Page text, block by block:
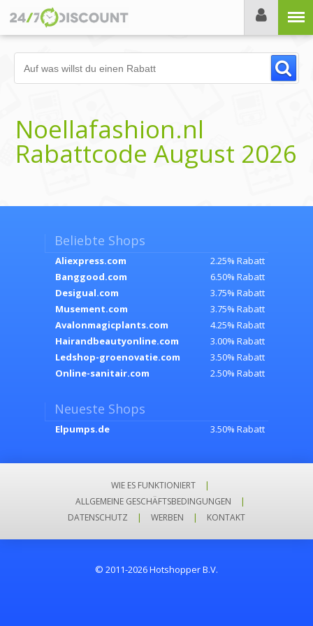
Noellafashion.nl
Rabattcode August 2026
Beliebte Shops
Aliexpress.com
2.25% Rabatt
Banggood.com
6.50% Rabatt
Desigual.com
3.75% Rabatt
Musement.com
3.75% Rabatt
Avalonmagicplants.com
4.25% Rabatt
Hairandbeautyonline.com
3.00% Rabatt
Ledshop-groenovatie.com
3.50% Rabatt
Online-sanitair.com
2.50% Rabatt
Neueste Shops
Elpumps.de 3.50% Rabatt
WIE ES FUNKTIONIERT
|
ALLGEMEINE GESCHÄFTSBEDINGUNGEN
|
DATENSCHUTZ
| WERBEN | KONTAKT
© 2011-2026 Hotshopper B.V.